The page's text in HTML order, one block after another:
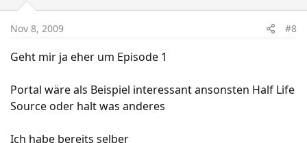
Nov 8, 2009 #8
Geht mir ja eher um Episode 1
Portal wäre als Beispiel interessant ansonsten Half Life
Source oder halt was anderes
Ich habe bereits selber